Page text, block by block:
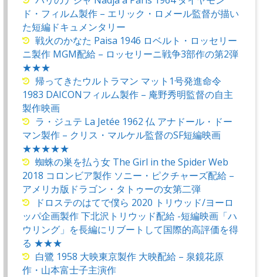
ド・フィルム製作 – エリック・ロメール監督が描い
た短編ドキュメンタリー
戦火のかなた Paisa 1946 ロベルト・ロッセリー
ニ製作 MGM配給 – ロッセリーニ戦争3部作の第2弾
★★★
帰ってきたウルトラマン マット1号発進命令
1983 DAICONフィルム製作 – 庵野秀明監督の自主
製作映画
ラ・ジュテ La Jetée 1962 仏 アナドール・ドー
マン製作 – クリス・マルケル監督のSF短編映画
★★★★★
蜘蛛の巣を払う女 The Girl in the Spider Web
2018 コロンビア製作 ソニー・ピクチャーズ配給 –
アメリカ版ドラゴン・タトゥーの女第二弾
ドロステのはてで僕ら 2020 トリウッド/ヨーロ
ッパ企画製作 下北沢トリウッド配給 -短編映画「ハ
ウリング」を長編にリブートして国際的高評価を得
る ★★★
白鷺 1958 大映東京製作 大映配給 – 泉鏡花原
作・山本富士子主演作